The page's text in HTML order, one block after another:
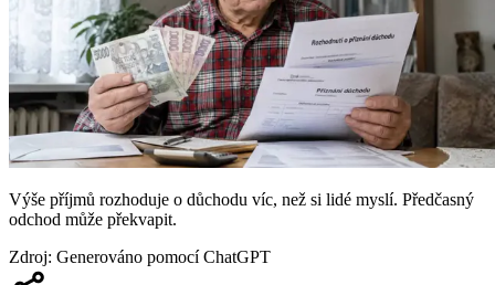
Výše příjmů rozhoduje o důchodu víc, než si lidé myslí. Předčasný
odchod může překvapit.
Zdroj: Generováno pomocí ChatGPT